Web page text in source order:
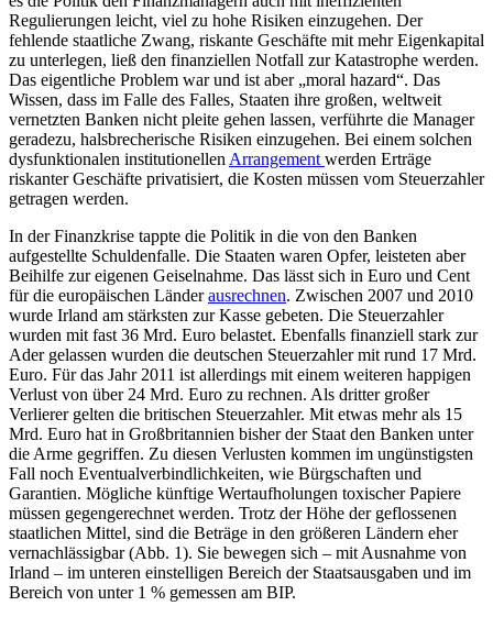
Regulierungen leicht, viel zu hohe Risiken einzugehen. Der
fehlende staatliche Zwang, riskante Geschäfte mit mehr Eigenkapital
zu unterlegen, ließ den finanziellen Notfall zur Katastrophe werden.
Das eigentliche Problem war und ist aber „moral hazard“. Das
Wissen, dass im Falle des Falles, Staaten ihre großen, weltweit
vernetzten Banken nicht pleite gehen lassen, verführte die Manager
geradezu, halsbrecherische Risiken einzugehen. Bei einem solchen
dysfunktionalen institutionellen Arrangement werden Erträge
riskanter Geschäfte privatisiert, die Kosten müssen vom Steuerzahler
getragen werden.
In der Finanzkrise tappte die Politik in die von den Banken
aufgestellte Schuldenfalle. Die Staaten waren Opfer, leisteten aber
Beihilfe zur eigenen Geiselnahme. Das lässt sich in Euro und Cent
für die europäischen Länderausrechnen. Zwischen 2007 und 2010
wurde Irland am stärksten zur Kasse gebeten. Die Steuerzahler
wurden mit fast 36 Mrd. Euro belastet. Ebenfalls finanziell stark zur
Ader gelassen wurden die deutschen Steuerzahler mit rund 17 Mrd.
Euro. Für das Jahr 2011 ist allerdings mit einem weiteren happigen
Verlust von über 24 Mrd. Euro zu rechnen. Als dritter großer
Verlierer gelten die britischen Steuerzahler. Mit etwas mehr als 15
Mrd. Euro hat in Großbritannien bisher der Staat den Banken unter
die Arme gegriffen. Zu diesen Verlusten kommen im ungünstigsten
Fall noch Eventualverbindlichkeiten, wie Bürgschaften und
Garantien. Mögliche künftige Wertaufholungen toxischer Papiere
müssen gegengerechnet werden. Trotz der Höhe der geflossenen
staatlichen Mittel, sind die Beträge in den größeren Ländern eher
vernachlässigbar (Abb. 1). Sie bewegen sich – mit Ausnahme von
Irland – im unteren einstelligen Bereich der Staatsausgaben und im
Bereich von unter 1 % gemessen am BIP.